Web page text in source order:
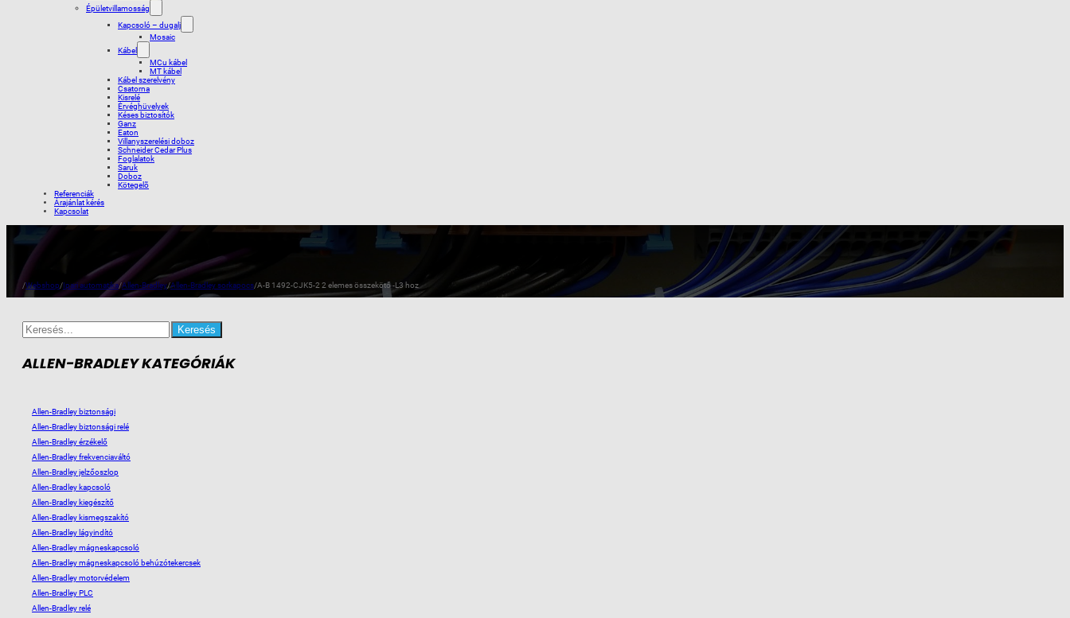
Épületvillamosság
Kapcsoló – dugalj
Mosaic
Kábel
MCu kábel
MT kábel
Kábel szerelvény
Csatorna
Kisrelé
Érvéghüvelyek
Késes biztosítók
Ganz
Eaton
Villanyszerelési doboz
Schneider Cedar Plus
Foglalatok
Saruk
Doboz
Kötegelõ
Referenciák
Árajánlat kérés
Kapcsolat
/Webshop/Ipari automatika/Allen-Bradley/Allen-Bradley sorkapocs/A-B 1492-CJK5-2 2 elemes összekötő -L3 hoz
Search
for:
ALLEN-BRADLEY KATEGÓRIÁK
Allen-Bradley biztonsági
Allen-Bradley biztonsági relé
Allen-Bradley érzékelő
Allen-Bradley frekvenciaváltó
Allen-Bradley jelzőoszlop
Allen-Bradley kapcsoló
Allen-Bradley kiegészítő
Allen-Bradley kismegszakító
Allen-Bradley lágyindító
Allen-Bradley mágneskapcsoló
Allen-Bradley mágneskapcsoló behúzótekercsek
Allen-Bradley motorvédelem
Allen-Bradley PLC
Allen-Bradley relé